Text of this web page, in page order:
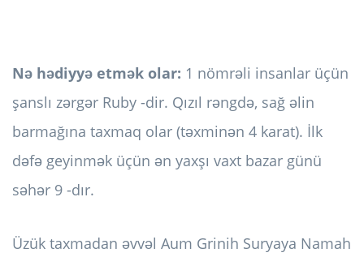
Nə hədiyyə etmək olar: 1 nömrəli insanlar üçün
şanslı zərgər Ruby -dir. Qızıl rəngdə, sağ əlin
barmağına taxmaq olar (təxminən 4 karat). İlk
dəfə geyinmək üçün ən yaxşı vaxt bazar günü
səhər 9 -dır.
Üzük taxmadan əvvəl Aum Grinih Suryaya Namah